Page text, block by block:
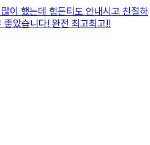
이 했는데 힘든티도 안내시고 친절하
았습니다! 완전 최고최고!!